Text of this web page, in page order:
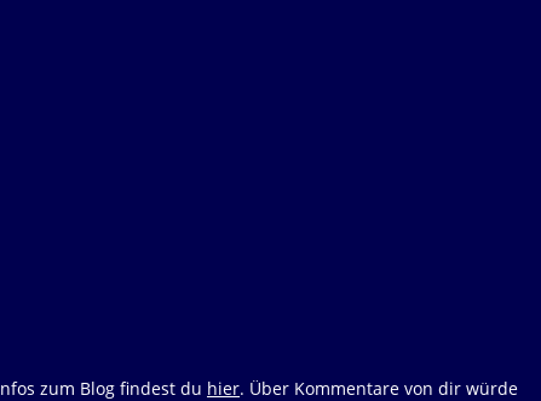
zum Blog findest du hier. Über Kommentare von dir würde